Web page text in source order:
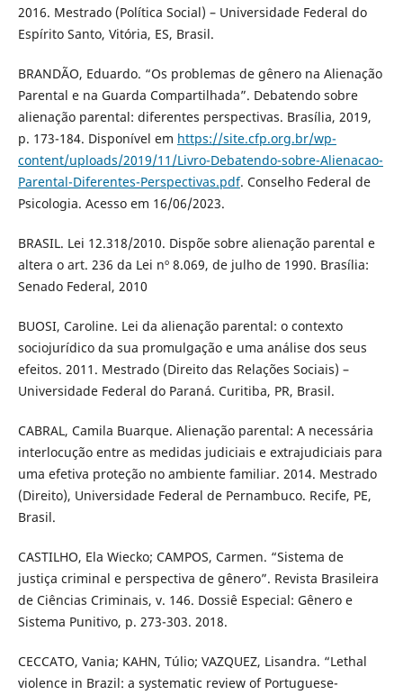
2016. Mestrado (Política Social) – Universidade Federal do
Espírito Santo, Vitória, ES, Brasil.
BRANDÃO, Eduardo. “Os problemas de gênero na Alienação
Parental e na Guarda Compartilhada”. Debatendo sobre
alienação parental: diferentes perspectivas. Brasília, 2019,
p. 173-184. Disponível em https://site.cfp.org.br/wp-
content/uploads/2019/11/Livro-Debatendo-sobre-Alienacao-
Parental-Diferentes-Perspectivas.pdf. Conselho Federal de
Psicologia. Acesso em 16/06/2023.
BRASIL. Lei 12.318/2010. Dispõe sobre alienação parental e
altera o art. 236 da Lei nº 8.069, de julho de 1990. Brasília:
Senado Federal, 2010
BUOSI, Caroline. Lei da alienação parental: o contexto
sociojurídico da sua promulgação e uma análise dos seus
efeitos. 2011. Mestrado (Direito das Relações Sociais) –
Universidade Federal do Paraná. Curitiba, PR, Brasil.
CABRAL, Camila Buarque. Alienação parental: A necessária
interlocução entre as medidas judiciais e extrajudiciais para
uma efetiva proteção no ambiente familiar. 2014. Mestrado
(Direito), Universidade Federal de Pernambuco. Recife, PE,
Brasil.
CASTILHO, Ela Wiecko; CAMPOS, Carmen. “Sistema de
justiça criminal e perspectiva de gênero”. Revista Brasileira
de Ciências Criminais, v. 146. Dossiê Especial: Gênero e
Sistema Punitivo, p. 273-303. 2018.
CECCATO, Vania; KAHN, Túlio; VAZQUEZ, Lisandra. “Lethal
violence in Brazil: a systematic review of Portuguese-